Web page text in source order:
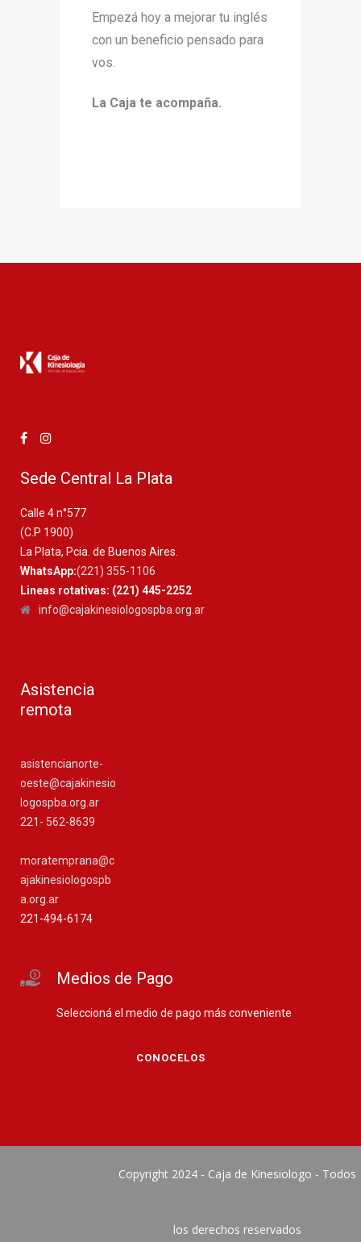
Empezá hoy a mejorar tu inglés
con un beneficio pensado para
vos.
La Caja te acompaña.
Sede Central La Plata
Calle 4 n°577
(C.P 1900)
La Plata, Pcia. de Buenos Aires.
WhatsApp:(221) 355-1106
Lineas rotativas: (221) 445-2252
info@cajakinesiologospba.org.ar
Asistencia
remota
asistencianorte-
oeste@cajakinesio
logospba.org.ar
221- 562-8639
moratemprana@c
ajakinesiologospb
a.org.ar
221-494-6174
Medios de Pago
Seleccioná el medio de pago más conveniente
CONOCELOS
Copyright 2024 - Caja de Kinesiologo - Todos
los derechos reservados